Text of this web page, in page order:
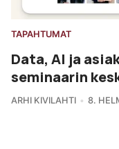
TAPAHTUMAT
Data, AI ja
seminaarin
ARHI KIVILAHTI 8.